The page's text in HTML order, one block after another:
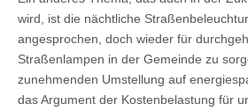
wird, ist die nächtliche
angesprochen, doch wieder für
Straßenlampen in der Gemeinde zu
zunehmenden Umstellung auf
das Argument der Kostenbelastung für